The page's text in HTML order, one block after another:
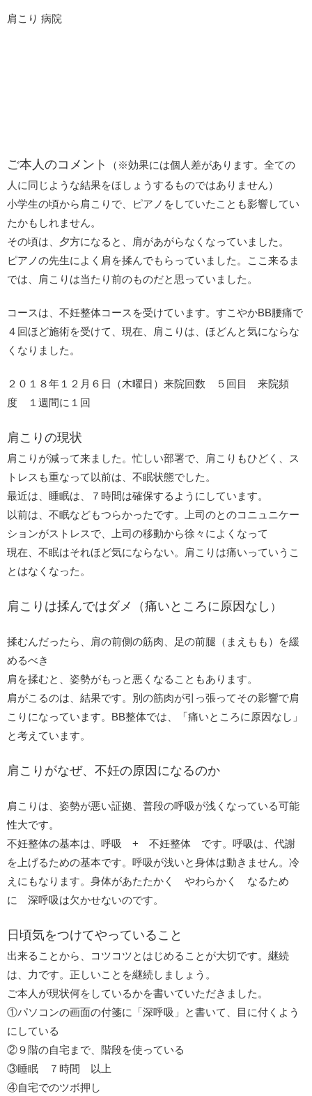
肩こり 病院
ご本人のコメント
（※効果には個人差があります。全ての
人に同じような結果をほしょうするものではありません）
小学生の頃から肩こりで、ピアノをしていたことも影響してい
たかもしれません。
その頃は、夕方になると、肩があがらなくなっていました。
ピアノの先生によく肩を揉んでもらっていました。ここ来るま
では、肩こりは当たり前のものだと思っていました。
コースは、不妊整体コースを受けています。すこやかBB腰痛で
４回ほど施術を受けて、現在、肩こりは、ほどんと気にならな
くなりました。
２０１８年１２月６日（木曜日）来院回数 ５回目 来院頻
度 １週間に１回
肩こりの現状
肩こりが減って来ました。忙しい部署で、肩こりもひどく、ス
トレスも重なって以前は、不眠状態でした。
最近は、睡眠は、７時間は確保するようにしています。
以前は、不眠などもつらかったです。上司のとのコニュニケー
ションがストレスで、上司の移動から徐々によくなって
現在、不眠はそれほど気にならない。肩こりは痛いっていうこ
とはなくなった。
肩こりは揉んではダメ（痛いところに原因なし ）
揉むんだったら、肩の前側の筋肉、足の前腿（まえもも）を緩
めるべき
肩を揉むと、姿勢がもっと悪くなることもあります。
肩がこるのは、結果です。別の筋肉が引っ張ってその影響で肩
こりになっています。BB整体では、「痛いところに原因なし」
と考えています。
肩こりがなぜ、不妊の原因になるのか
肩こりは、姿勢が悪い証拠、普段の呼吸が浅くなっている可能
性大です。
不妊整体の基本は、呼吸 + 不妊整体 です。呼吸は、代謝
を上げるための基本です。呼吸が浅いと身体は動きません。冷
えにもなります。身体があたたかく やわらかく なるため
に 深呼吸は欠かせないのです。
日頃気をつけてやっていること
出来ることから、コツコツとはじめることが大切です。継続
は、力です。正しいことを継続しましょう。
ご本人が現状何をしているかを書いていただきました。
①パソコンの画面の付箋に「深呼吸」と書いて、目に付くよう
にしている
②９階の自宅まで、階段を使っている
③睡眠 ７時間 以上
④自宅でのツボ押し